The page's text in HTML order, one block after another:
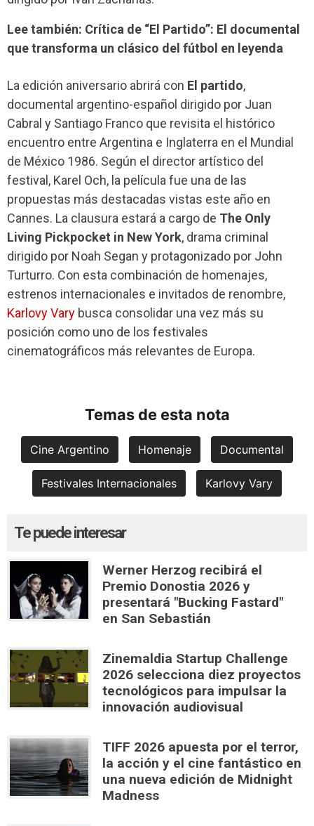
Lee también: Crítica de “El Partido”: El documental
que transforma un clásico del fútbol en leyenda
La edición aniversario abrirá con El partido,
documental argentino-español dirigido por Juan
Cabral y Santiago Franco que revisita el histórico
encuentro entre Argentina e Inglaterra en el Mundial
de México 1986. Según el director artístico del
festival, Karel Och, la película fue una de las
propuestas más destacadas vistas este año en
Cannes. La clausura estará a cargo de The Only
Living Pickpocket in New York, drama criminal
dirigido por Noah Segan y protagonizado por John
Turturro. Con esta combinación de homenajes,
estrenos internacionales e invitados de renombre,
Karlovy Vary busca consolidar una vez más su
posición como uno de los festivales
cinematográficos más relevantes de Europa.
Temas de esta nota
Cine Argentino Homenaje Documental
Festivales Internacionales Karlovy Vary
Te puede interesar
Werner Herzog recibirá el
Premio Donostia 2026 y
presentará "Bucking Fastard"
en San Sebastián
Zinemaldia Startup Challenge
2026 selecciona diez proyectos
tecnológicos para impulsar la
innovación audiovisual
TIFF 2026 apuesta por el terror,
la acción y el cine fantástico en
una nueva edición de Midnight
Madness